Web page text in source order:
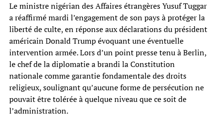
Le ministre nigérian des Affaires étrangères Yusuf Tuggar
a réaffirmé mardi l’engagement de son pays à protéger la
liberté de culte, en réponse aux déclarations du président
américain Donald Trump évoquant une éventuelle
intervention armée. Lors d’un point presse tenu à Berlin,
le chef de la diplomatie a brandi la Constitution
nationale comme garantie fondamentale des droits
religieux, soulignant qu’aucune forme de persécution ne
pouvait être tolérée à quelque niveau que ce soit de
l’administration.